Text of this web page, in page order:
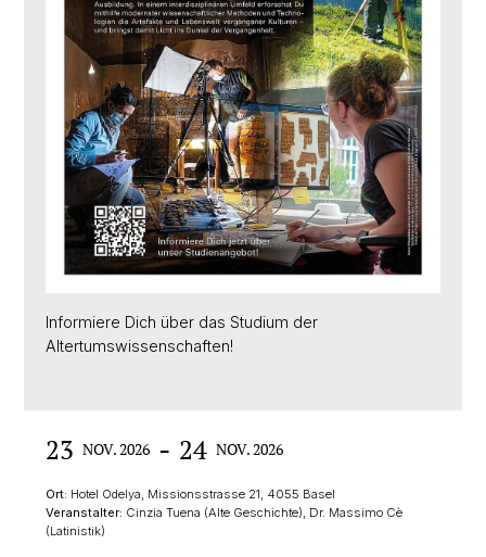
Informiere Dich über das Studium der
Altertumswissenschaften!
23 NOV. 2026 - 24 NOV. 2026
Ort: Hotel Odelya, Missionsstrasse 21, 4055 Basel
Veranstalter: Cinzia Tuena (Alte Geschichte), Dr. Massimo Cè
(Latinistik)